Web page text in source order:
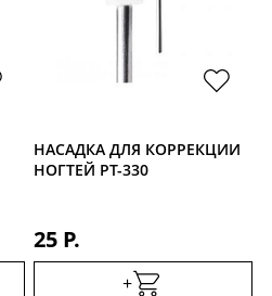
НАСАДКА ДЛЯ КОРРЕКЦИИ
НОГТЕЙ PT-330
25 Р.
+